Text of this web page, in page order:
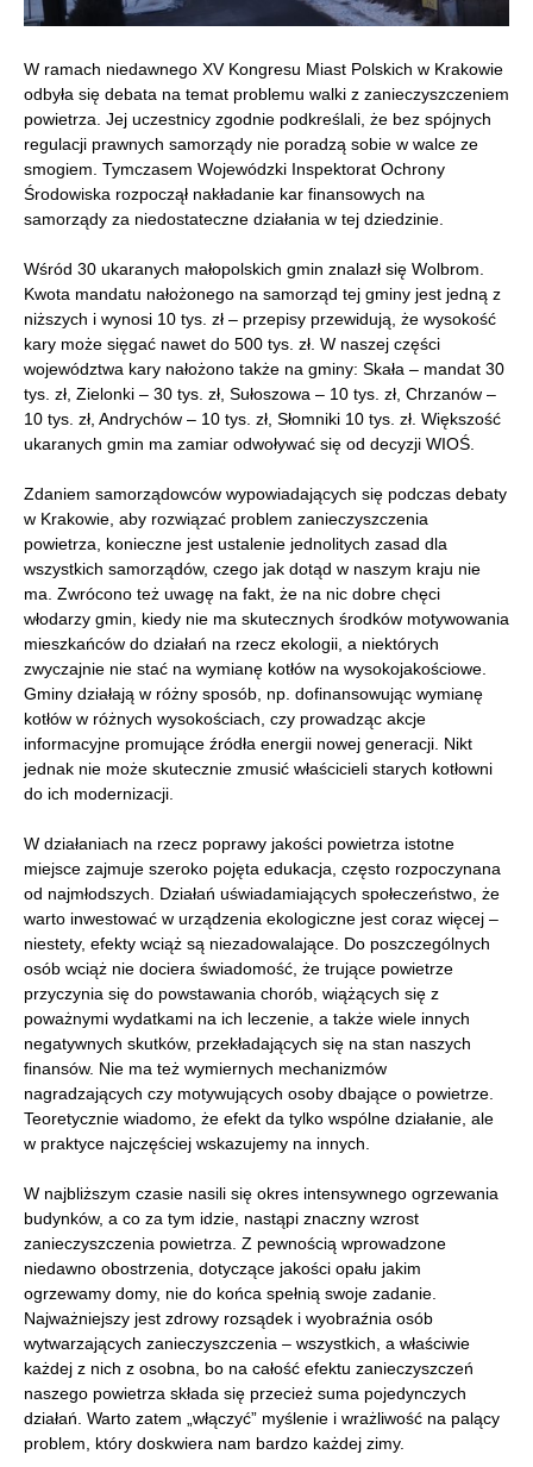
W ramach niedawnego XV Kongresu Miast Polskich w Krakowie
odbyła się debata na temat problemu walki z zanieczyszczeniem
powietrza. Jej uczestnicy zgodnie podkreślali, że bez spójnych
regulacji prawnych samorządy nie poradzą sobie w walce ze
smogiem. Tymczasem Wojewódzki Inspektorat Ochrony
Środowiska rozpoczął nakładanie kar finansowych na
samorządy za niedostateczne działania w tej dziedzinie.
Wśród 30 ukaranych małopolskich gmin znalazł się Wolbrom.
Kwota mandatu nałożonego na samorząd tej gminy jest jedną z
niższych i wynosi 10 tys. zł – przepisy przewidują, że wysokość
kary może sięgać nawet do 500 tys. zł. W naszej części
województwa kary nałożono także na gminy: Skała – mandat 30
tys. zł, Zielonki – 30 tys. zł, Sułoszowa – 10 tys. zł, Chrzanów –
10 tys. zł, Andrychów – 10 tys. zł, Słomniki 10 tys. zł. Większość
ukaranych gmin ma zamiar odwoływać się od decyzji WIOŚ.
Zdaniem samorządowców wypowiadających się podczas debaty
w Krakowie, aby rozwiązać problem zanieczyszczenia
powietrza, konieczne jest ustalenie jednolitych zasad dla
wszystkich samorządów, czego jak dotąd w naszym kraju nie
ma. Zwrócono też uwagę na fakt, że na nic dobre chęci
włodarzy gmin, kiedy nie ma skutecznych środków motywowania
mieszkańców do działań na rzecz ekologii, a niektórych
zwyczajnie nie stać na wymianę kotłów na wysokojakościowe.
Gminy działają w różny sposób, np. dofinansowując wymianę
kotłów w różnych wysokościach, czy prowadząc akcje
informacyjne promujące źródła energii nowej generacji. Nikt
jednak nie może skutecznie zmusić właścicieli starych kotłowni
do ich modernizacji.
W działaniach na rzecz poprawy jakości powietrza istotne
miejsce zajmuje szeroko pojęta edukacja, często rozpoczynana
od najmłodszych. Działań uświadamiających społeczeństwo, że
warto inwestować w urządzenia ekologiczne jest coraz więcej –
niestety, efekty wciąż są niezadowalające. Do poszczególnych
osób wciąż nie dociera świadomość, że trujące powietrze
przyczynia się do powstawania chorób, wiążących się z
poważnymi wydatkami na ich leczenie, a także wiele innych
negatywnych skutków, przekładających się na stan naszych
finansów. Nie ma też wymiernych mechanizmów
nagradzających czy motywujących osoby dbające o powietrze.
Teoretycznie wiadomo, że efekt da tylko wspólne działanie, ale
w praktyce najczęściej wskazujemy na innych.
W najbliższym czasie nasili się okres intensywnego ogrzewania
budynków, a co za tym idzie, nastąpi znaczny wzrost
zanieczyszczenia powietrza. Z pewnością wprowadzone
niedawno obostrzenia, dotyczące jakości opału jakim
ogrzewamy domy, nie do końca spełnią swoje zadanie.
Najważniejszy jest zdrowy rozsądek i wyobraźnia osób
wytwarzających zanieczyszczenia – wszystkich, a właściwie
każdej z nich z osobna, bo na całość efektu zanieczyszczeń
naszego powietrza składa się przecież suma pojedynczych
działań. Warto zatem „włączyć” myślenie i wrażliwość na palący
problem, który doskwiera nam bardzo każdej zimy.